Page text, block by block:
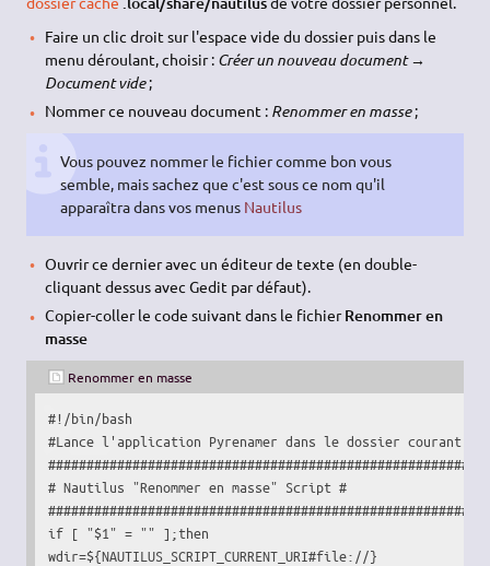
Faire un clic droit sur l'espace vide du dossier puis dans le
menu déroulant, choisir : Créer un nouveau document →
Document vide;
Nommer ce nouveau document : Renommer en masse;
Vous pouvez nommer le fichier comme bon vous
semble, mais sachez que c'est sous ce nom qu'il
apparaîtra dans vos menus Nautilus
Ouvrir ce dernier avec un éditeur de texte (en double-
cliquant dessus avec Gedit par défaut).
Copier-coller le code suivant dans le fichierRenommer en
masse
Renommer en masse
#!/bin/bash
#Lance l'application Pyrenamer dans le dossier courant.
# Nautilus "Renommer en masse" Script #
if [ "$1" = "" ] ;then
wdir=${NAUTILUS_SCRIPT_CURRENT_URI#file://}